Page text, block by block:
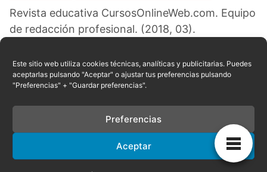
Este sitio web utiliza cookies técnicas, analíticas y publicitarias. Puedes
aceptarlas pulsando "Aceptar" o ajustar tus preferencias pulsando
"Preferencias" + "Guardar preferencias".
Aceptar
Preferencias
Revista educativa CursosOnlineWeb.com. Equipo
de redacción profesional. (2018, 03).
Raul E. Encarnación. Obtenido en fecha 08,
2026, desde el sitio web:
https://cursosonlineweb.com/caracteristicas-
del-pensamiento.html
Privacidad|Referencias|Mapa|Contacto